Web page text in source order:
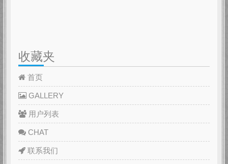
收藏夹
首页
GALLERY
用户列表
CHAT
联系我们